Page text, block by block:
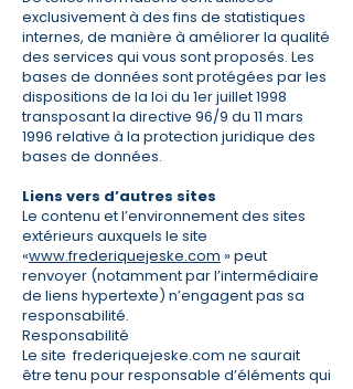
exclusivement à des fins de statistiques
internes, de manière à améliorer la qualité
des services qui vous sont proposés. Les
bases de données sont protégées par les
dispositions de la loi du 1er juillet 1998
transposant la directive 96/9 du 11 mars
1996 relative à la protection juridique des
bases de données.
Liens vers d’autres sites
​Le contenu et l’environnement des sites
extérieurs auxquels le site
«www.frederiquejeske.com » peut
renvoyer (notamment par l’intermédiaire
de liens hypertexte) n’engagent pas sa
responsabilité.
Responsabilité
Le site frederiquejeske.com ne saurait
être tenu pour responsable d’éléments qui